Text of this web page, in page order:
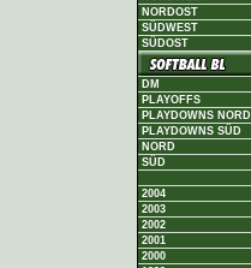
NORDOST
SÜDWEST
SÜDOST
DM
PLAYOFFS
PLAYDOWNS NORD
PLAYDOWNS SÜD
NORD
SÜD
2004
2003
2002
2001
2000